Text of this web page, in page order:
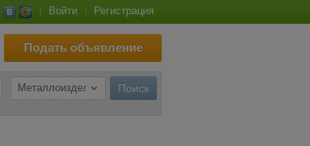
Войти Регистрация
Подать объявление